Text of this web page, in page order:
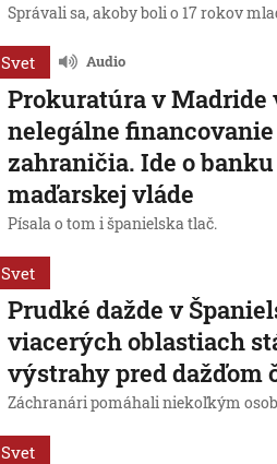
Správali sa, akoby boli o 17 rokov
Svet Audio
Prokuratúra v Madride
nelegálne
zahraničia. Ide o
maďarskej vláde
Písala o tom i španielska tlač.
Svet
Prudké dažde v
viacerých oblastiach
výstrahy pred dažďom
Záchranári pomáhali niekoľkým
Svet